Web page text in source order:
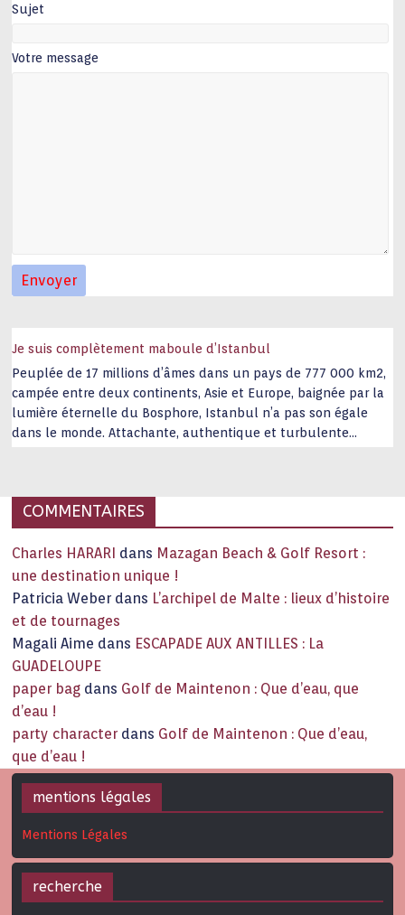
Sujet
Votre message
Je suis complètement maboule d’Istanbul
Peuplée de 17 millions d’âmes dans un pays de 777 000 km2,
campée entre deux continents, Asie et Europe, baignée par la
lumière éternelle du Bosphore, Istanbul n’a pas son égale
dans le monde. Attachante, authentique et turbulente
COMMENTAIRES
Charles HARARI dans Mazagan Beach & Golf Resort :
une destination unique !
Patricia Weber dans L’archipel de Malte : lieux d’histoire
et de tournages
Magali Aime dans ESCAPADE AUX ANTILLES : La
GUADELOUPE
paper bag dans Golf de Maintenon : Que d’eau, que
d’eau !
party character dans Golf de Maintenon : Que d’eau,
que d’eau !
mentions légales
Mentions Légales
recherche